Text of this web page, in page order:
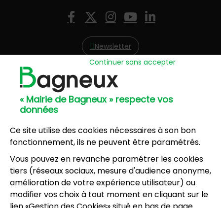
« Mairie de Bagneux » respecte vos
données
Ce site utilise des cookies nécessaires à son bon
fonctionnement, ils ne peuvent être paramétrés.
Vous pouvez en revanche paramétrer les cookies
tiers (réseaux sociaux, mesure d'audience anonyme,
amélioration de votre expérience utilisateur) ou
modifier vos choix à tout moment en cliquant sur le
Continuer sans accepter
Facebook
X (Twitter)
Instagram
YouTube
LinkedIn
Newsletter
Hôtel de Ville
57, avenue Henri Ravera - 92220 Bagneux
01 42 31 60 00
8, résidence du Port Galand - 92220 Bagneux
01 45 47 62 00
NOUS CONTACTER
Horaires d’ouverture: